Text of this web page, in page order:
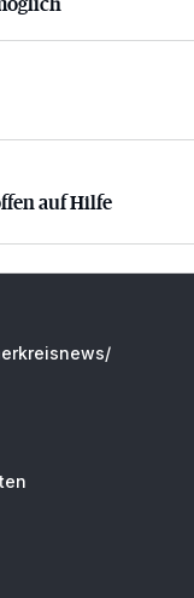
auf Hilfe
auf Hilfe